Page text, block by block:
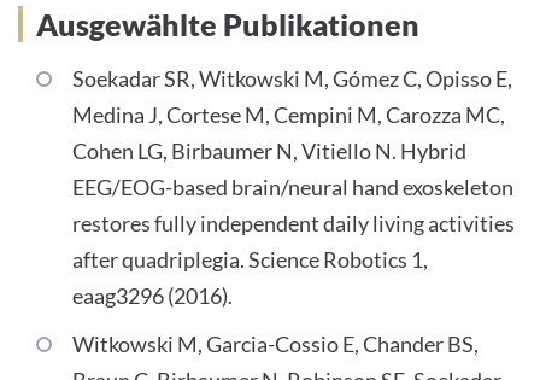
Ausgewählte Publikationen
Soekadar SR, Witkowski M, Gómez C, Opisso E,
Medina J, Cortese M, Cempini M, Carozza MC,
Cohen LG, Birbaumer N, Vitiello N. Hybrid
EEG/EOG-based brain/neural hand exoskeleton
restores fully independent daily living activities
after quadriplegia. Science Robotics 1,
eaag3296 (2016).
Witkowski M, Garcia-Cossio E, Chander BS,